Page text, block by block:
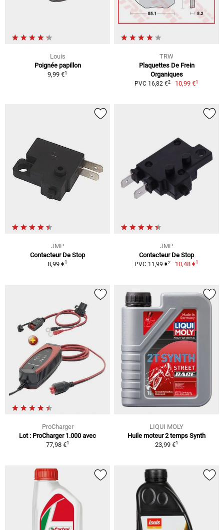
Louis
Poignée papillon
9,99 €1
TRW
Plaquettes De Frein
Organiques
PVC 16,82 €2 10,99 €1
JMP
Contacteur De Stop
8,99 €1
JMP
Contacteur De Stop
PVC 11,99 €2 10,48 €1
ProCharger
Lot : ProCharger 1.000 avec
77,98 €1
LIQUI MOLY
Huile moteur 2 temps Synth
23,99 €1